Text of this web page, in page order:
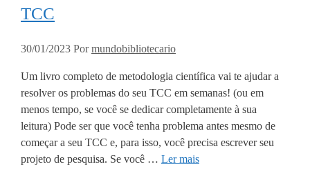
TCC
30/01/2023 Pormundobibliotecario
Um livro completo de metodologia científica vai te ajudar a
resolver os problemas do seu TCC em semanas! (ou em
menos tempo, se você se dedicar completamente à sua
leitura) Pode ser que você tenha problema antes mesmo de
começar a seu TCC e, para isso, você precisa escrever seu
projeto de pesquisa. Se você … Ler mais